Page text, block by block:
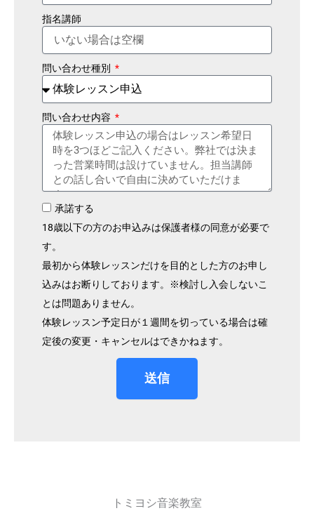
指名講師
問い合わせ種別
問い合わせ内容
承諾する
18歳以下の方のお申込みは保護者様の同意が必要で
す。
最初から体験レッスンだけを目的とした方のお申し
込みはお断りしております。※検討し入会しないこ
とは問題ありません。
体験レッスン予定日が１週間を切っている場合は確
定後の変更・キャンセルはできかねます。
送信
トミヨシ音楽教室